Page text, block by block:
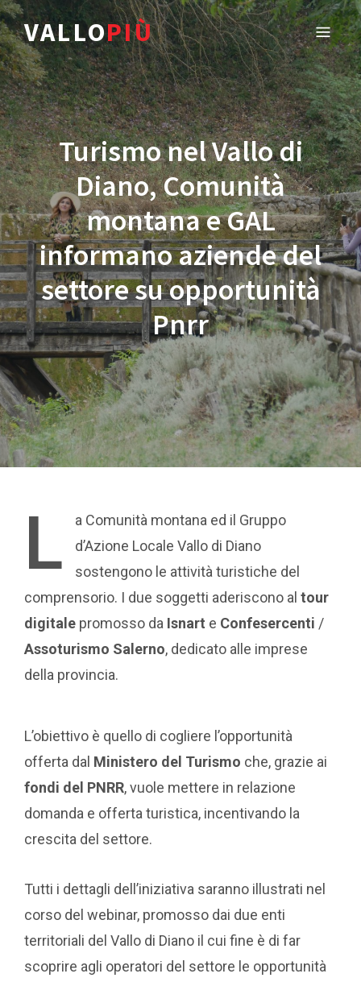
VALLOPIÙ
Turismo nel Vallo di
Diano, Comunità
montana e GAL
informano aziende del
settore su opportunità
Pnrr
L
a Comunità montana ed il Gruppo
d’Azione Locale Vallo di Diano
sostengono le attività turistiche del
comprensorio. I due soggetti aderiscono al tour
digitale promosso da Isnart e Confesercenti /
Assoturismo Salerno, dedicato alle imprese
della provincia.
L’obiettivo è quello di cogliere l’opportunità
offerta dal Ministero del Turismo che, grazie ai
fondi del PNRR, vuole mettere in relazione
domanda e offerta turistica, incentivando la
crescita del settore.
Tutti i dettagli dell’iniziativa saranno illustrati nel
corso del webinar, promosso dai due enti
territoriali del Vallo di Diano il cui fine è di far
scoprire agli operatori del settore le opportunità